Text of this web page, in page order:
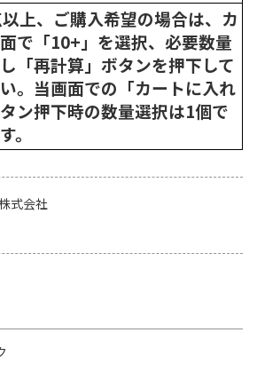
上、ご購入希望の場合は、カ
で「10+」を選択、必要数量
「再計算」ボタンを押下して
。当画面での「カートに入れ
ン押下時の数量選択は1個で
。
式会社